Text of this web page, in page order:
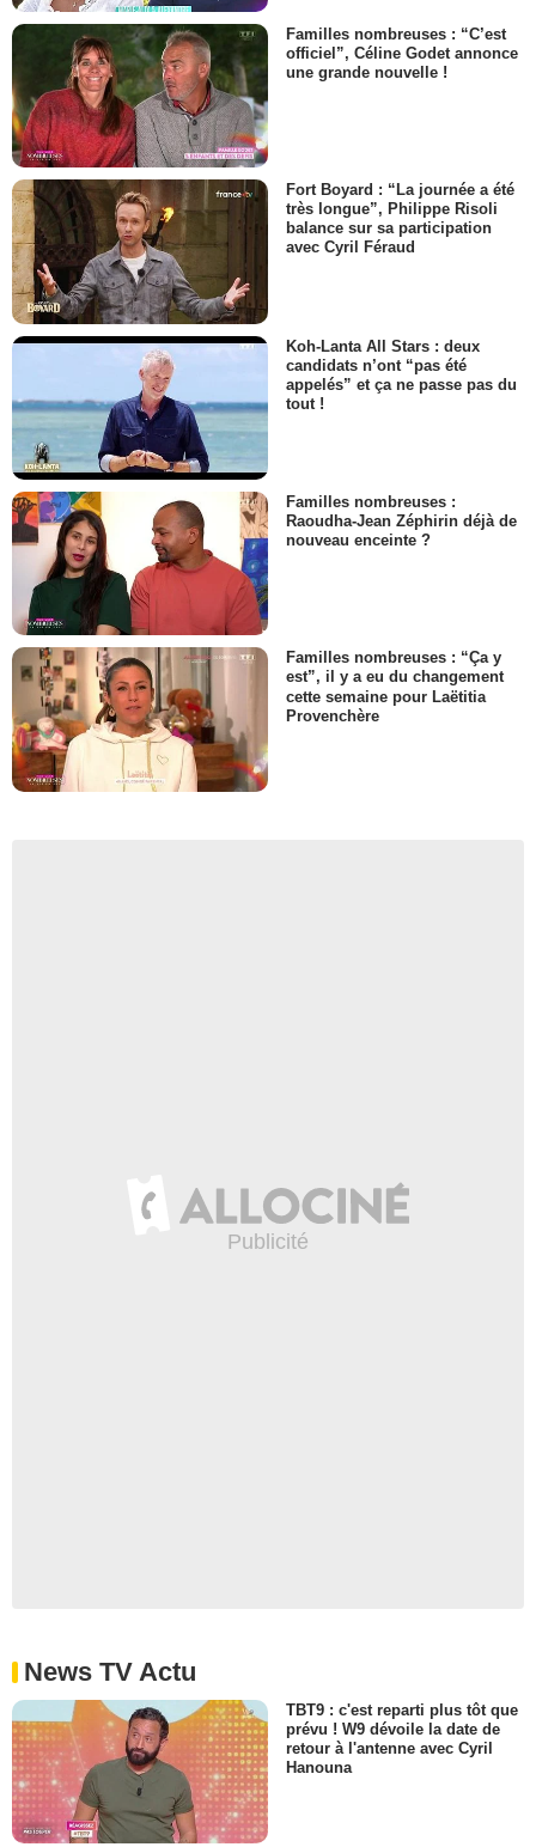
Familles nombreuses : “C’est
officiel”, Céline Godet annonce
une grande nouvelle !
Fort Boyard : “La journée a été
très longue”, Philippe Risoli
balance sur sa participation
avec Cyril Féraud
Koh-Lanta All Stars : deux
candidats n’ont “pas été
appelés” et ça ne passe pas du
tout !
Familles nombreuses :
Raoudha-Jean Zéphirin déjà de
nouveau enceinte ?
Familles nombreuses : “Ça y
est”, il y a eu du changement
cette semaine pour Laëtitia
Provenchère
News TV Actu
TBT9 : c'est reparti plus tôt que
prévu ! W9 dévoile la date de
retour à l'antenne avec Cyril
Hanouna